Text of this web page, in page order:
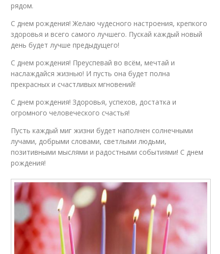
рядом.
С днем рождения! Желаю чудесного настроения, крепкого
здоровья и всего самого лучшего. Пускай каждый новый
день будет лучше предыдущего!
С днем рождения! Преуспевай во всём, мечтай и
наслаждайся жизнью! И пусть она будет полна
прекрасных и счастливых мгновений!
С днем рождения! Здоровья, успехов, достатка и
огромного человеческого счастья!
Пусть каждый миг жизни будет наполнен солнечными
лучами, добрыми словами, светлыми людьми,
позитивными мыслями и радостными событиями! С днем
рождения!